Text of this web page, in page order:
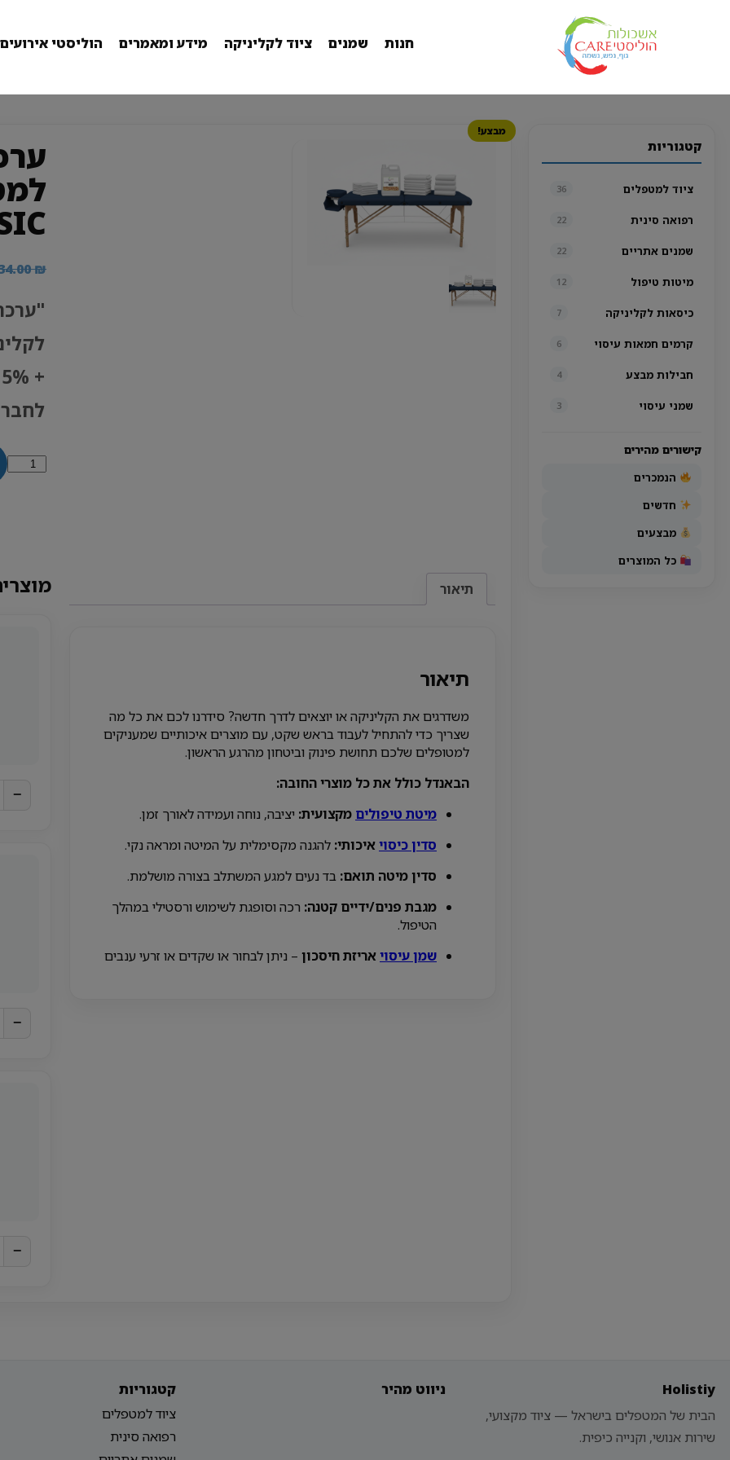
חנות שמנים ציוד לקליניקה מידע ומאמרים הוליסטי אירועים
קטגוריות
ציוד למטפלים 36
רפואה סינית 22
שמנים אתריים 22
מיטות טיפול 12
כיסאות לקליניקה 7
קרמים חמאות עיסוי 6
חבילות מבצע 4
שמני עיסוי 3
קישורים מהירים
הנמכרים
חדשים
מבצעים
כל המוצרים
מבצע!
₪
כמות
תיאור
תיאור
משדרגים את הקליניקה או יוצאים לדרך חדשה? סידרנו לכם את כל מה
שצריך כדי להתחיל לעבוד בראש שקט, עם מוצרים איכותיים שמעניקים
למטופלים שלכם תחושת פינוק וביטחון מהרגע הראשון.
הבאנדל כולל את כל מוצרי החובה:
מיטת טיפולים מקצועית: יציבה, נוחה ועמידה לאורך זמן.
סדין כיסויאיכותי: להגנה מקסימלית על המיטה ומראה נקי.
סדין מיטה תואם: בד נעים למגע המשתלב בצורה מושלמת.
מגבת פנים/ידיים קטנה: רכה וסופגת לשימוש ורסטילי במהלך
הטיפול.
שמן עיסויאריזת חיסכון – ניתן לבחור או שקדים או זרעי ענבים
−
−
−
Holistiy
הבית של המטפלים בישראל — ציוד מקצועי,
שירות אנושי, וקנייה כיפית.
ניווט מהיר
קטגוריות
ציוד למטפלים
רפואה סינית